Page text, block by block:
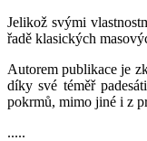
Jelikož svými
řadě klasických
Autorem publikace je
díky své téměř
pokrmů, mimo jiné i z
.....